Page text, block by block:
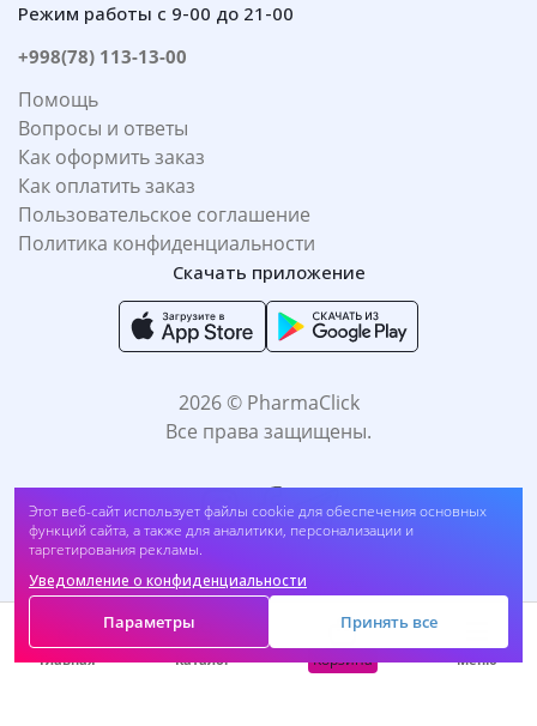
Этот веб-сайт использует файлы cookie для обеспечения основных
функций сайта, а также для аналитики, персонализации и
таргетирования рекламы.
Уведомление о конфиденциальности
Параметры Принять все
Режим работы с 9-00 до 21-00
+998(78) 113-13-00
Помощь
Вопросы и ответы
Как оформить заказ
Как оплатить заказ
Пользовательское соглашение
Политика конфиденциальности
Скачать приложение
2026 © PharmaClick
Все права защищены.
Принимаем к оплате:
Главная Каталог Корзина Меню